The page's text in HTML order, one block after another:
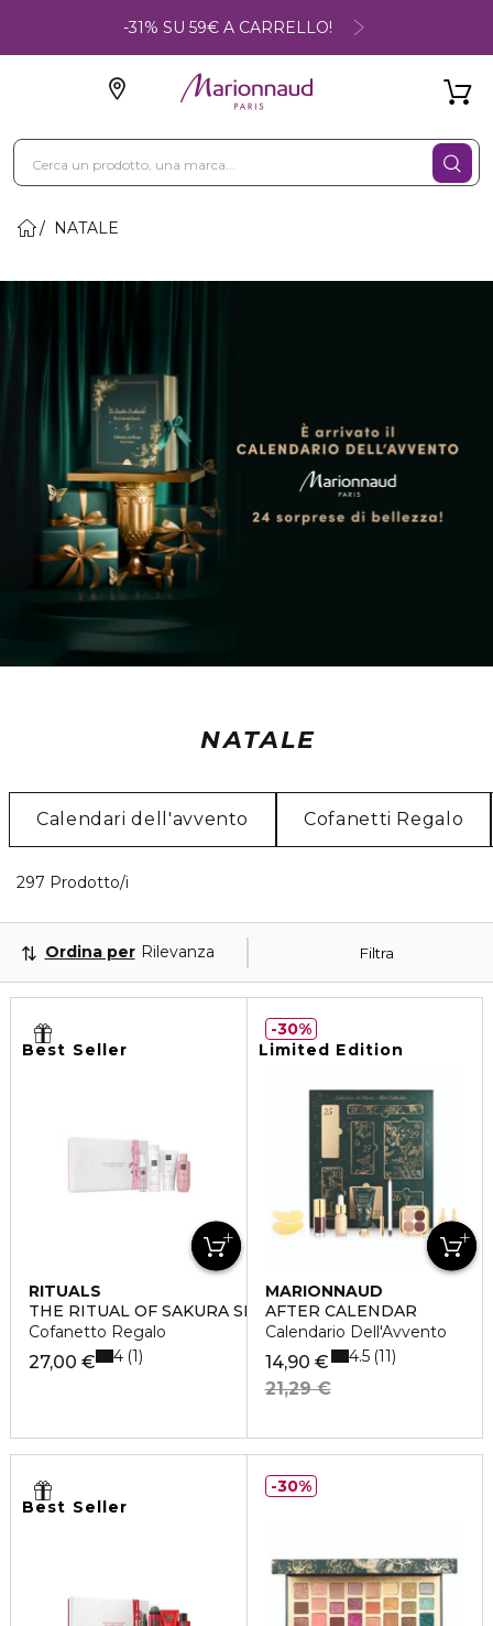
-31% SU 59€ A CARRELLO!
NATALE
NATALE
Calendari dell'avvento Cofanetti Regalo
297 Prodotto/i
Filtra
Ordina per Rilevanza
Best Seller
RITUALS
THE RITUAL OF SAKURA SMALL
Cofanetto Regalo
27,00 € 4 1
Limited Edition
MARIONNAUD
AFTER CALENDAR
Calendario Dell'Avvento
14,90 €
21,29 €
4.5 11
30%
Best Seller
30%